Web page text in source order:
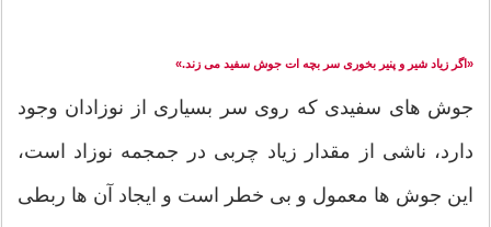
«اگر زیاد شیر و پنیر بخوری سر بچه ات جوش سفید می زند.»
جوش های سفیدی که روی سر بسیاری از نوزادان وجود
دارد، ناشی از مقدار زیاد چربی در جمجمه نوزاد است،
این جوش ها معمول و بی خطر است و ایجاد آن ها ربطی